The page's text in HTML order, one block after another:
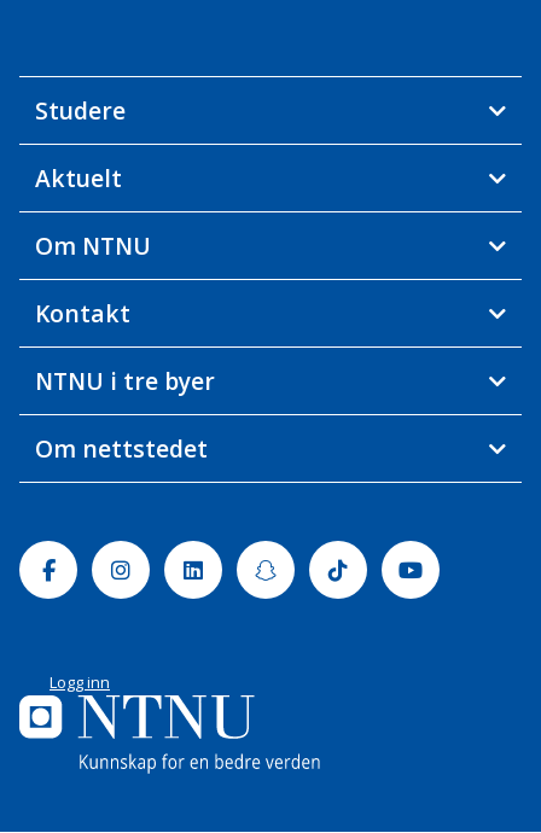
Studere
Aktuelt
Om NTNU
Kontakt
NTNU i tre byer
Om nettstedet
FacebookInstagramLinkedinSnapchatTiktok Youtube
Logg inn